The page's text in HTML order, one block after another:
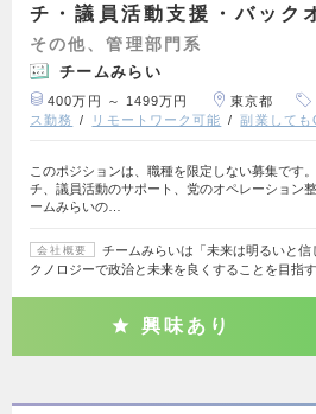
チ・議員活動支援・バック
その他、管理部門系
チームみらい
400万円 ～ 1499万円 東京都
ス勤務
リモートワーク可能 副業しても
このポジションは、職種を限定しない募集です
チ、議員活動のサポート、党のオペレーション
ームみらいの…
会社概要
チームみらいは「未来は明るいと
クノロジーで政治と未来を良くすることを目指
興味あり